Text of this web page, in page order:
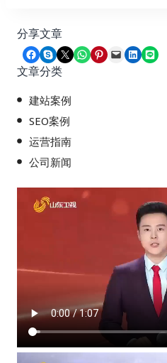
分享文章
Share on Facebook
Share on Skype
Share on X Share on WhatsApp
Share on Pinterest
Email this PageShare on LinkedIn
Share on LINE
文章分类
建站案例
SEO案例
运营指南
公司新闻